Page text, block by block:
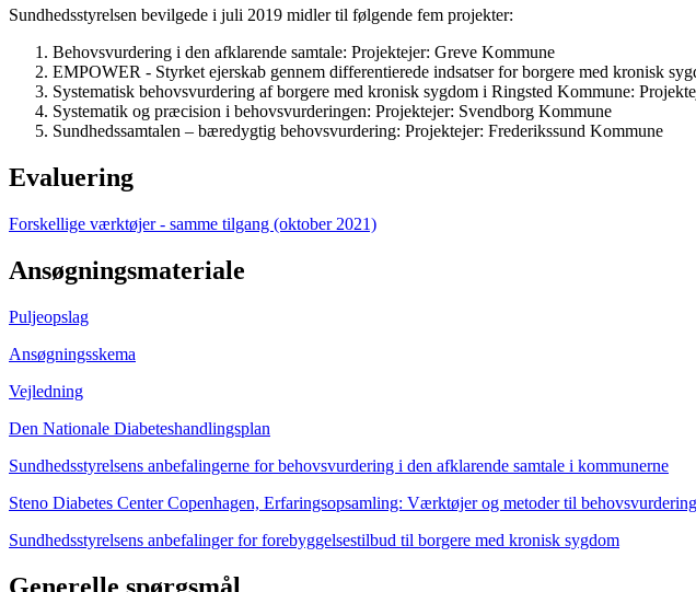
Sundhedsstyrelsen bevilgede i juli 2019 midler til følgende fem projekter:
Behovsvurdering i den afklarende samtale: Projektejer: Greve Kommune
EMPOWER - Styrket ejerskab gennem differentierede indsatser for borgere med kronisk
Systematisk behovsvurdering af borgere med kronisk sygdom i Ringsted Kommune:
Systematik og præcision i behovsvurderingen: Projektejer: Svendborg Kommune
Sundhedssamtalen – bæredygtig behovsvurdering: Projektejer: Frederikssund Kommune
Evaluering
Forskellige værktøjer - samme tilgang (oktober 2021)
Ansøgningsmateriale
Puljeopslag
Ansøgningsskema
Vejledning
Den Nationale Diabeteshandlingsplan
Sundhedsstyrelsens anbefalingerne for behovsvurdering i den afklarende samtale i kommunerne
Steno Diabetes Center Copenhagen, Erfaringsopsamling: Værktøjer og metoder til behovsvurdering
Sundhedsstyrelsens anbefalinger for forebyggelsestilbud til borgere med kronisk sygdom
Generelle spørgsmål